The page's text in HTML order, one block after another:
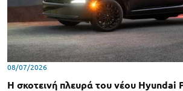
08/07/2026
Η σκοτεινή πλευρά του νέου Hyundai